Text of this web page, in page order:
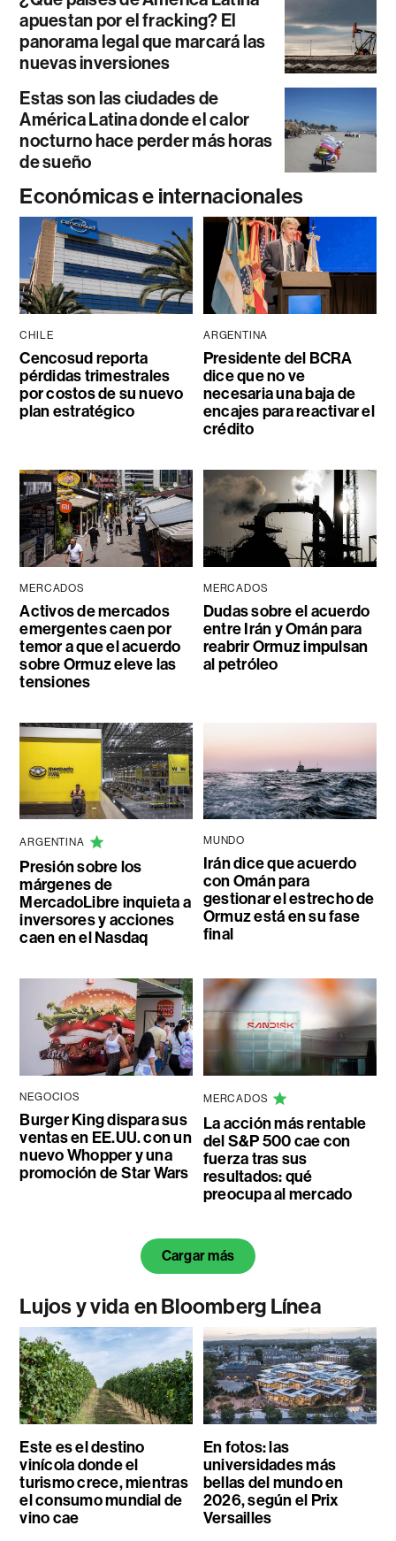
apuestan por el fracking? El
panorama legal que marcará las
nuevas inversiones
Estas son las ciudades de
América Latina donde el calor
nocturno hace perder más horas
de sueño
Económicas e internacionales
CHILE
Cencosud reporta
pérdidas trimestrales
por costos de su nuevo
plan estratégico
ARGENTINA
Presidente del BCRA
dice que no ve
necesaria una baja de
encajes para reactivar el
crédito
MERCADOS
Activos de mercados
emergentes caen por
temor a que el acuerdo
sobre Ormuz eleve las
tensiones
MERCADOS
Dudas sobre el acuerdo
entre Irán y Omán para
reabrir Ormuz impulsan
al petróleo
ARGENTINA
Presión sobre los
márgenes de
MercadoLibre inquieta a
inversores y acciones
caen en el Nasdaq
MUNDO
Irán dice que acuerdo
con Omán para
gestionar el estrecho de
Ormuz está en su fase
final
NEGOCIOS
Burger King dispara sus
ventas en EE.UU. con un
nuevo Whopper y una
promoción de Star Wars
MERCADOS
La acción más rentable
del S&P 500 cae con
fuerza tras sus
resultados: qué
preocupa al mercado
Cargar más
Lujos y vida en Bloomberg Línea
Este es el destino
vinícola donde el
turismo crece, mientras
el consumo mundial de
vino cae
En fotos: las
universidades más
bellas del mundo en
2026, según el Prix
Versailles